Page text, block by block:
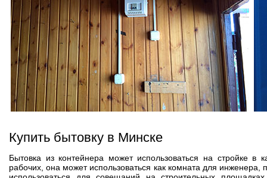
Купить бытовку в Минске
Бытовка из контейнера может использоваться на стройке в
рабочих, она может использоваться как комната для инженера,